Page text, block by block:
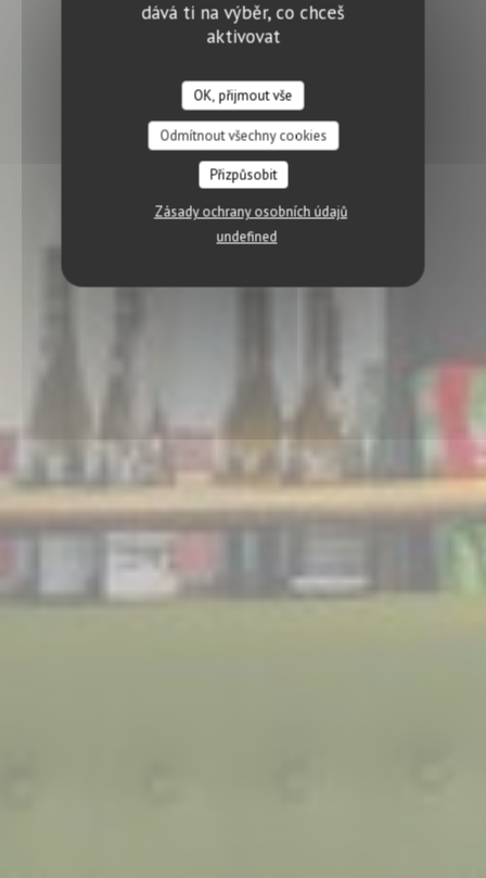
dává ti na výběr, co chceš
aktivovat
OK, přijmout vše
Odmítnout všechny cookies
Přizpůsobit
Zásady ochrany osobních údajů
undefined